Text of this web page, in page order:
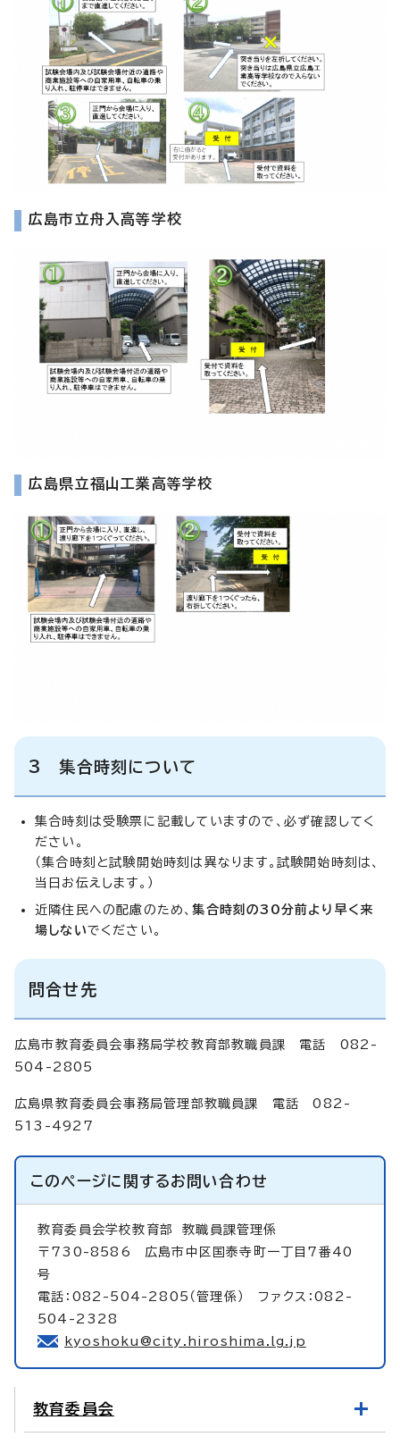
広島市立舟入高等学校
広島県立福山工業高等学校
3 集合時刻について
集合時刻は受験票に記載していますので、必ず確認してく
ださい。
（集合時刻と試験開始時刻は異なります。試験開始時刻は、
当日お伝えします。）
近隣住民への配慮のため、集合時刻の30分前より早く来
場しないでください。
問合せ先
広島市教育委員会事務局学校教育部教職員課 電話 082-
504-2805
広島県教育委員会事務局管理部教職員課 電話 082-
513-4927
このページに関するお問い合わせ
教育委員会学校教育部教職員課管理係
〒730-8586 広島市中区国泰寺町一丁目7番40
号
電話：082-504-2805（管理係） ファクス：082-
504-2328
kyoshoku@city.hiroshima.lg.jp
教育委員会